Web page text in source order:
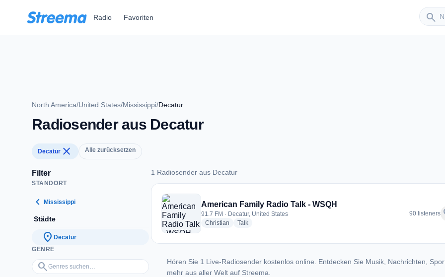
Radio Favoriten search
Sender
North America/United States/Mississippi/Decatur
Radiosender aus Decatur
Decatur close Alle zurücksetzen
Filter
STANDORT
chevron_left Mississippi
Städte
location_on Decatur
GENRE
search
Genres suchen…
1 Radiosender aus Decatur
1 Radiosender aus Decatur
American Family Radio Talk - WSQH
91.7 FM · Decatur, United States
Christian radio stations
Talkradio stations
90 listeners
Hören Sie 1 Live-Radiosender kostenlos online. Entdecken Sie Musik, Nachrichten,
mehr aus aller Welt auf Streema.